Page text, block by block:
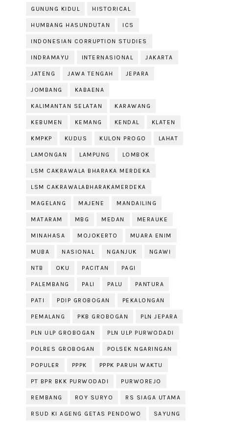
GUNUNG KIDUL HISTORICAL
HUMBANG HASUNDUTAN ICS
INDONESIAN CORRUPTION STUDIES
INDRAMAYU INTERNASIONAL JAKARTA
JATENG JAWA TENGAH JEPARA
JOMBANG KABAENA
KALIMANTAN SELATAN KARAWANG
KEBUMEN KEMANG KENDAL KLATEN
KMPKP KUDUS KULON PROGO LAHAT
LAMONGAN LAMPUNG LOMBOK
LSM CAKRAWALA BHARAKA MERDEKA
LSM CAKRAWALABHARAKAMERDEKA
MAGELANG MAJENE MANDAILING
MATARAM MBG MEDAN MERAUKE
MINAHASA MOJOKERTO MUARA ENIM
MUBA NASIONAL NGANJUK NGAWI
NTB OKU PACITAN PAGI
PALEMBANG PALI PALU PANTURA
PATI PDIP GROBOGAN PEKALONGAN
PEMALANG PKB GROBOGAN PLN JEPARA
PLN ULP GROBOGAN PLN ULP PURWODADI
POLRES GROBOGAN POLSEK NGARINGAN
POPULER PPPK PPPK PARUH WAKTU
PT BPR BKK PURWODADI PURWOREJO
REMBANG ROY SURYO RS SIAGA UTAMA
RSUD KI AGENG GETAS PENDOWO SAYUNG